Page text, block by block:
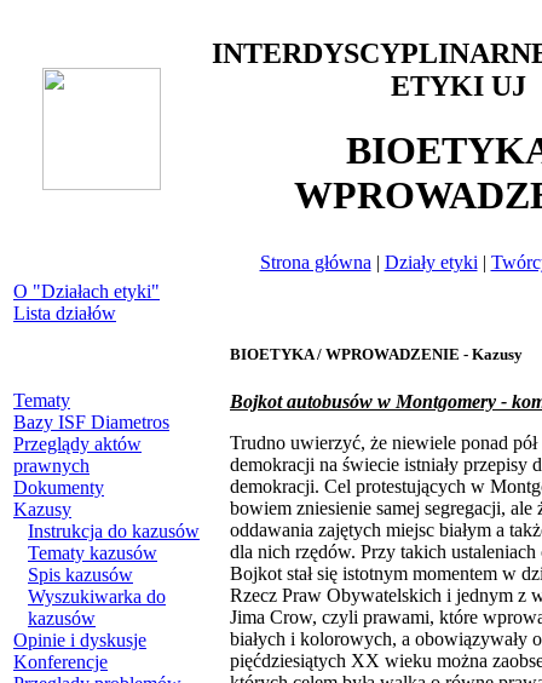
ETYKI UJ
Strona główna | Działy etyki |
O "Działach etyki"
Lista działów
Tematy
Bazy ISF Diametros
Przeglądy aktów
prawnych
Dokumenty
Kazusy
Instrukcja do kazusów
Tematy kazusów
Spis kazusów
Wyszukiwarka do
kazusów
Opinie i dyskusje
Konferencje
BIOETYKA / WPROWADZENIE - Kazusy
Bojkot autobusów w Montgomery -
Trudno uwierzyć, że niewiele ponad
demokracji na świecie istniały przepisy
demokracji. Cel protestujących w
bowiem zniesienie samej segregacji,
oddawania zajętych miejsc białym a
dla nich rzędów. Przy takich
Bojkot stał się istotnym momentem w
Rzecz Praw Obywatelskich i jednym z
Jima Crow, czyli prawami, które
białych i kolorowych, a
pięćdziesiątych XX wieku można